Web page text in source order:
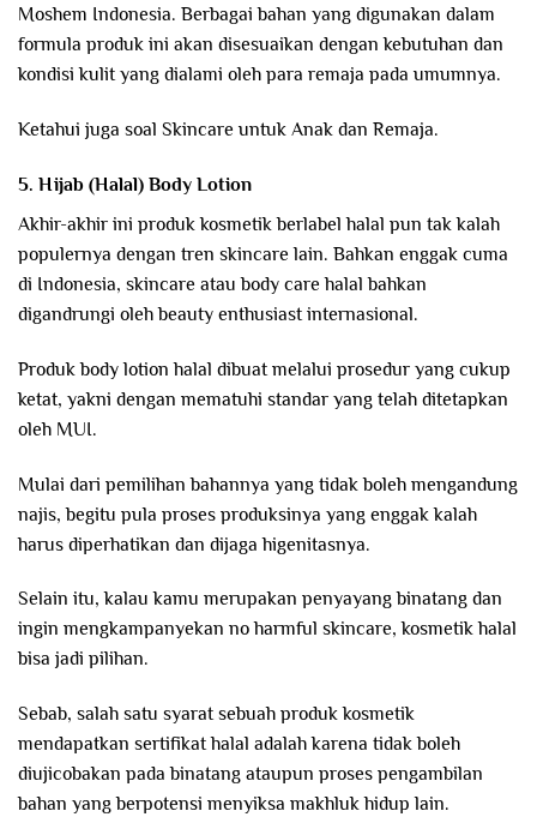
Moshem Indonesia. Berbagai bahan yang digunakan dalam
formula produk ini akan disesuaikan dengan kebutuhan dan
kondisi kulit yang dialami oleh para remaja pada umumnya.
Ketahui juga soal Skincare untuk Anak dan Remaja.
5. Hijab (Halal) Body Lotion
Akhir-akhir ini produk kosmetik berlabel halal pun tak kalah
populernya dengan tren skincare lain. Bahkan enggak cuma
di Indonesia, skincare atau body care halal bahkan
digandrungi oleh beauty enthusiast internasional.
Produk body lotion halal dibuat melalui prosedur yang cukup
ketat, yakni dengan mematuhi standar yang telah ditetapkan
oleh MUI.
Mulai dari pemilihan bahannya yang tidak boleh mengandung
najis, begitu pula proses produksinya yang enggak kalah
harus diperhatikan dan dijaga higenitasnya.
Selain itu, kalau kamu merupakan penyayang binatang dan
ingin mengkampanyekan no harmful skincare, kosmetik halal
bisa jadi pilihan.
Sebab, salah satu syarat sebuah produk kosmetik
mendapatkan sertifikat halal adalah karena tidak boleh
diujicobakan pada binatang ataupun proses pengambilan
bahan yang berpotensi menyiksa makhluk hidup lain.